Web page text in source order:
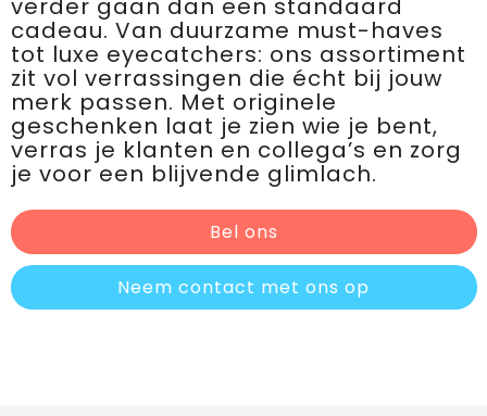
verder gaan dan een standaard
cadeau. Van duurzame must-haves
tot luxe eyecatchers: ons assortiment
zit vol verrassingen die écht bij jouw
merk passen. Met originele
geschenken laat je zien wie je bent,
verras je klanten en collega’s en zorg
je voor een blijvende glimlach.
Bel ons
Neem contact met ons op